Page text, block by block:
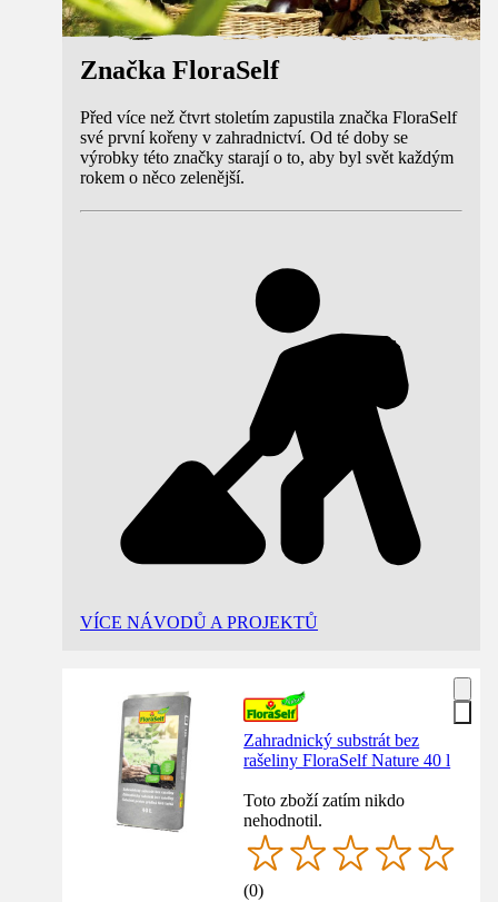
Značka FloraSelf
Před více než čtvrt stoletím zapustila značka FloraSelf
své první kořeny v zahradnictví. Od té doby se
výrobky této značky starají o to, aby byl svět každým
rokem o něco zelenější.
VÍCE NÁVODŮ A PROJEKTŮ
Zahradnický substrát bez
rašeliny FloraSelf Nature 40 l
Toto zboží zatím nikdo
nehodnotil.
(0)